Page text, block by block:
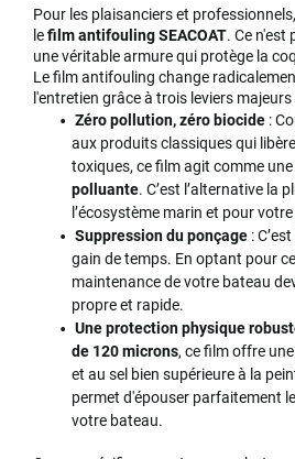
Pour les plaisanciers et
lefilm antifouling SEACOAT. Ce n'est
une véritable armure qui protège la
Le film antifouling change
l'entretien grâce à trois leviers majeurs
Zéro pollution, zéro biocide :
aux produits classiques qui
toxiques, ce film agit comme une
polluante. C’est l’alternative la
l’écosystème marin et pour
Suppression du ponçage :
gain de temps. En optant pour
maintenance de votre bateau
propre et rapide.
Une protection physique
de 120 microns, ce film offre
et au sel bien supérieure à la
permet d'épouser parfaitement
votre bateau.